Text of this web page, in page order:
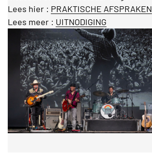
Lees hier : PRAKTISCHE AFSPRAKEN
Lees meer : UITNODIGING